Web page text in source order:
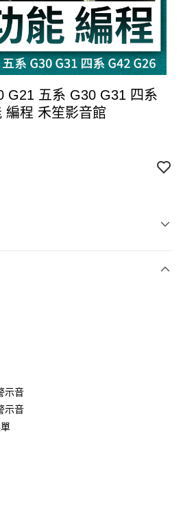
G21 五系 G30 G31 四系
編程 禾笙影音館
示音
示音